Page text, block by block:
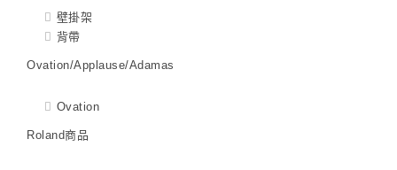
壁掛架
背帶
Ovation/Applause/Adamas
Ovation
Roland商品